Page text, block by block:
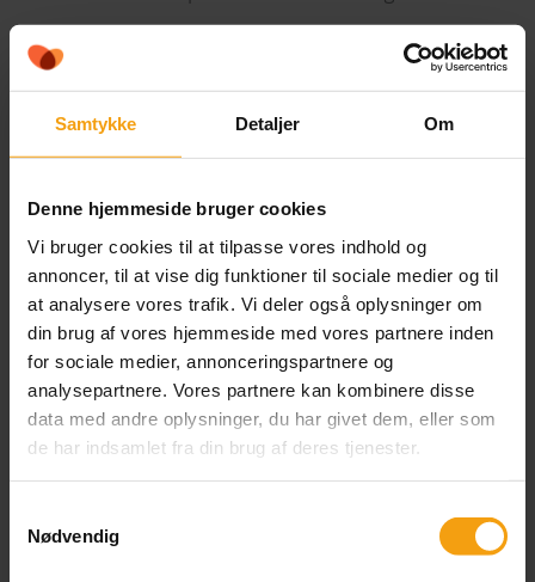
Samtykke Detaljer Om
Denne hjemmeside bruger cookies
Vi bruger cookies til at tilpasse vores indhold og
annoncer, til at vise dig funktioner til sociale medier og til
at analysere vores trafik. Vi deler også oplysninger om
din brug af vores hjemmeside med vores partnere inden
for sociale medier, annonceringspartnere og
analysepartnere. Vores partnere kan kombinere disse
data med andre oplysninger, du har givet dem, eller som
de har indsamlet fra din brug af deres tjenester.
Nødvendig
godt efter! Vores UV-printer har nemlig bygget
motivet op i flere lag, så det ikke bare
ligner– det
følesogså som den ægte vare.
kan imitere mangle forskellige materialer.
Se hvordan vi gjorde i videoen.